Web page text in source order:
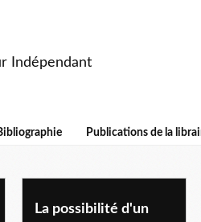
Indépendant
Publications de la
La possibilité d'un